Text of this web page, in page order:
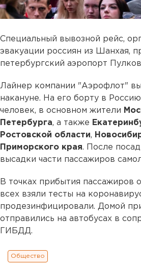
Специальный вывозной рейс,
эвакуации россиян из Шанхая,
петербургский аэропорт
Лайнер компании "Аэрофлот"
накануне. На его борту в
человек, в основном жители
Петербурга, а также
Ростовской области,
Приморского края. После
высадки части пассажиров
В точках прибытия пассажиров
всех взяли тесты на
продезинфицировали. Домой
отправились на автобусах в
ГИБДД.
Общество